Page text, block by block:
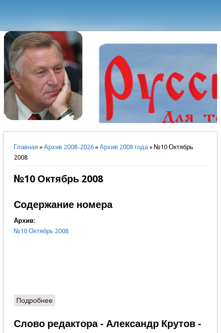
Вы здесь
Главная» Архив 2008-2026» Архив 2008 года» №10 Октябрь
2008
№10 Октябрь 2008
Содержание номера
Архив:
№10 Октябрь 2008
Подробнеео Содержание номера
Слово редактора - Александр Крутов -